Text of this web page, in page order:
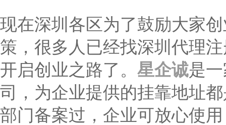
现在深圳各区为了鼓励大家
策，很多人已经找深圳代理
开启创业之路了。 星企诚是
司，为企业提供的挂靠地址
部门备案过，企业可放心使